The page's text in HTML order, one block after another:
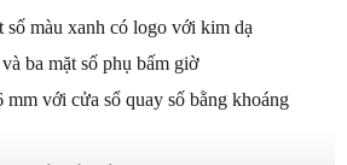
màu xanh có logo với kim dạ
ba mặt số phụ bấm giờ
với cửa sổ quay số bằng khoáng